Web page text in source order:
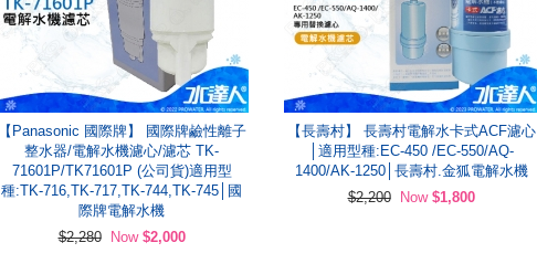
【Panasonic 國際牌】 國際牌鹼性離子
整水器/電解水機濾心/濾芯 TK-
71601P/TK71601P (公司貨)適用型
種:TK-716,TK-717,TK-744,TK-745│國
際牌電解水機
$2,280
Now $2,000
【長壽村】 長壽村電解水卡式ACF濾心
│適用型種:EC-450 /EC-550/AQ-
1400/AK-1250│長壽村.金狐電解水機
$2,200
Now $1,800